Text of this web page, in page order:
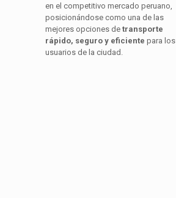
en el competitivo mercado peruano,
posicionándose como una de las
mejores opciones de transporte
rápido, seguro y eficiente para los
usuarios de la ciudad.